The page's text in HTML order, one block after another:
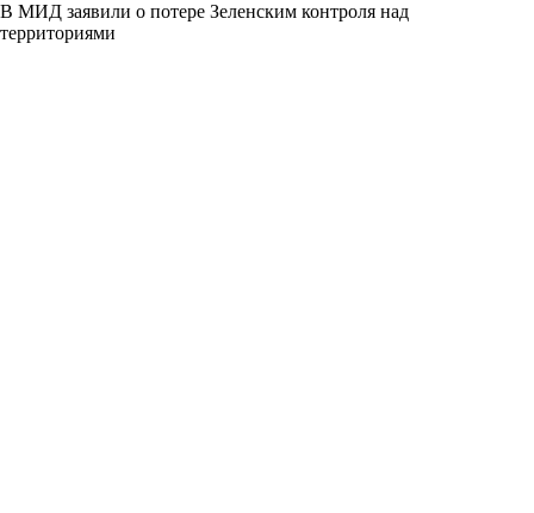
В МИД заявили о потере Зеленским контроля над
территориями